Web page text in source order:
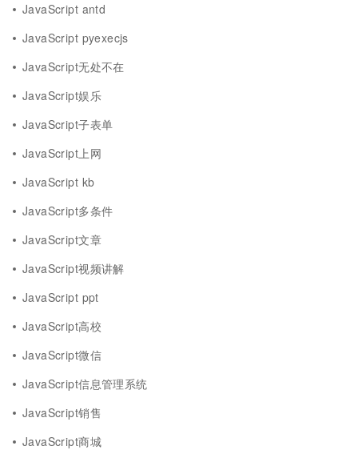
JavaScript antd
JavaScript pyexecjs
JavaScript无处不在
JavaScript娱乐
JavaScript子表单
JavaScript上网
JavaScript kb
JavaScript多条件
JavaScript文章
JavaScript视频讲解
JavaScript ppt
JavaScript高校
JavaScript微信
JavaScript信息管理系统
JavaScript销售
JavaScript商城